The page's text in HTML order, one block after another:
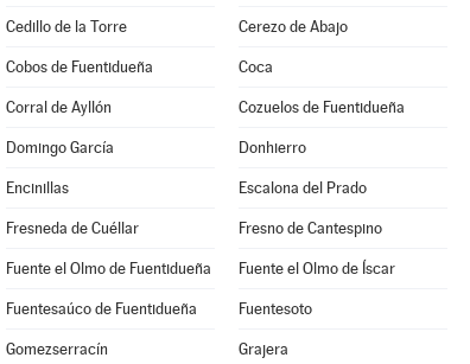
Cedillo de la Torre Cerezo de Abajo
Cobos de Fuentidueña Coca
Corral de Ayllón Cozuelos de Fuentidueña
Domingo García Donhierro
Encinillas Escalona del Prado
Fresneda de Cuéllar Fresno de Cantespino
Fuente el Olmo de Fuentidueña Fuente el Olmo de Íscar
Fuentesaúco de Fuentidueña Fuentesoto
Gomezserracín Grajera